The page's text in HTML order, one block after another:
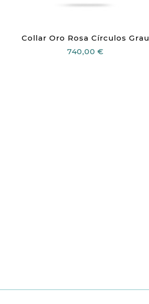
Collar Oro Rosa Círculos Grau
740,00 €